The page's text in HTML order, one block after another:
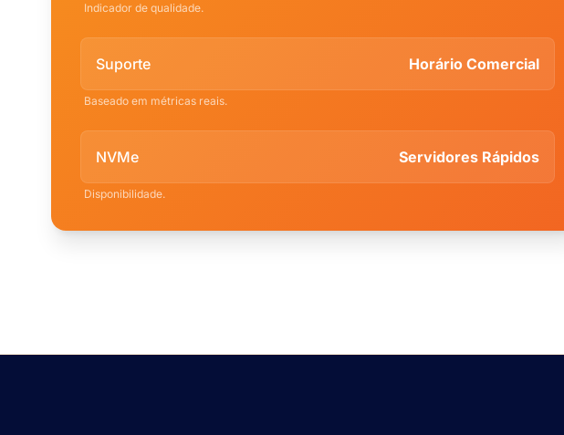
Indicador de qualidade.
Suporte Horário Comercial
Baseado em métricas reais.
NVMe Servidores Rápidos
Disponibilidade.